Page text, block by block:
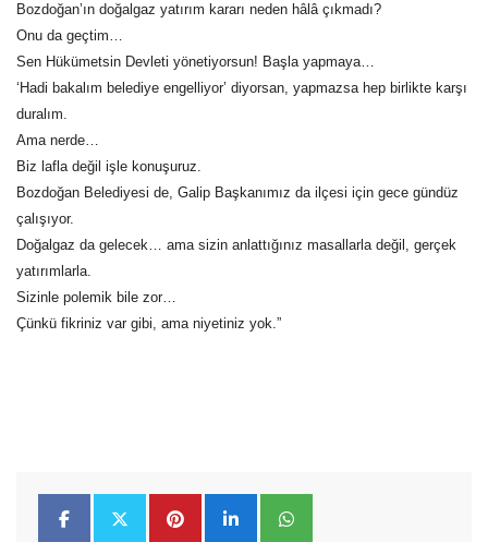
Bozdoğan’ın doğalgaz yatırım kararı neden hâlâ çıkmadı?
Onu da geçtim…
Sen Hükümetsin Devleti yönetiyorsun! Başla yapmaya…
‘Hadi bakalım belediye engelliyor’ diyorsan, yapmazsa hep birlikte karşı
duralım.
Ama nerde…
Biz lafla değil işle konuşuruz.
Bozdoğan Belediyesi de, Galip Başkanımız da ilçesi için gece gündüz
çalışıyor.
Doğalgaz da gelecek… ama sizin anlattığınız masallarla değil, gerçek
yatırımlarla.
Sizinle polemik bile zor…
Çünkü fikriniz var gibi, ama niyetiniz yok.”